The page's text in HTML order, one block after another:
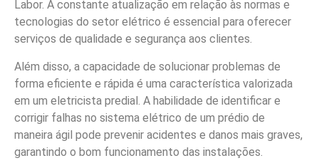
Labor. A constante atualização em relação às normas e
tecnologias do setor elétrico é essencial para oferecer
serviços de qualidade e segurança aos clientes.
Além disso, a capacidade de solucionar problemas de
forma eficiente e rápida é uma característica valorizada
em um eletricista predial. A habilidade de identificar e
corrigir falhas no sistema elétrico de um prédio de
maneira ágil pode prevenir acidentes e danos mais graves,
garantindo o bom funcionamento das instalações.